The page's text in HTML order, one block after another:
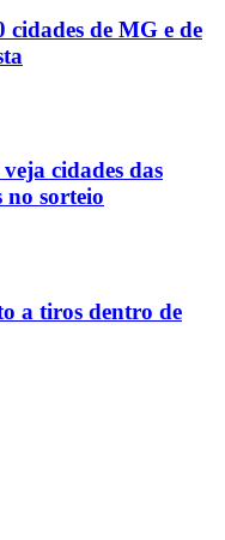
de MG e de
cidades das
no sorteio
a tiros dentro de